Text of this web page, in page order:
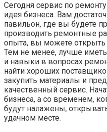
Сегодня сервис по
идея бизнеса. Вам
павильон, где вы будете
производить ремонтные
опыта, вы можете открыть
Тем не менее, лучше
и навыки в вопросах
найти хороших
закупить материалы и
качественный сервис.
бизнеса, а со временем,
будут налажены,
удачном месте.